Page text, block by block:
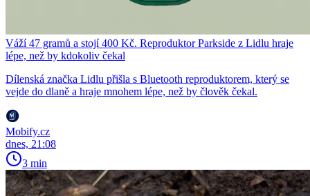
Váží 47 gramů a stojí 400 Kč. Reproduktor Parkside z Lidlu hraje
lépe, než by kdokoliv čekal
Dílenská značka Lidlu přišla s Bluetooth reproduktorem, který se
vejde do dlaně a hraje mnohem lépe, než by člověk čekal.
Mobify.cz
dnes, 21:08
3 min